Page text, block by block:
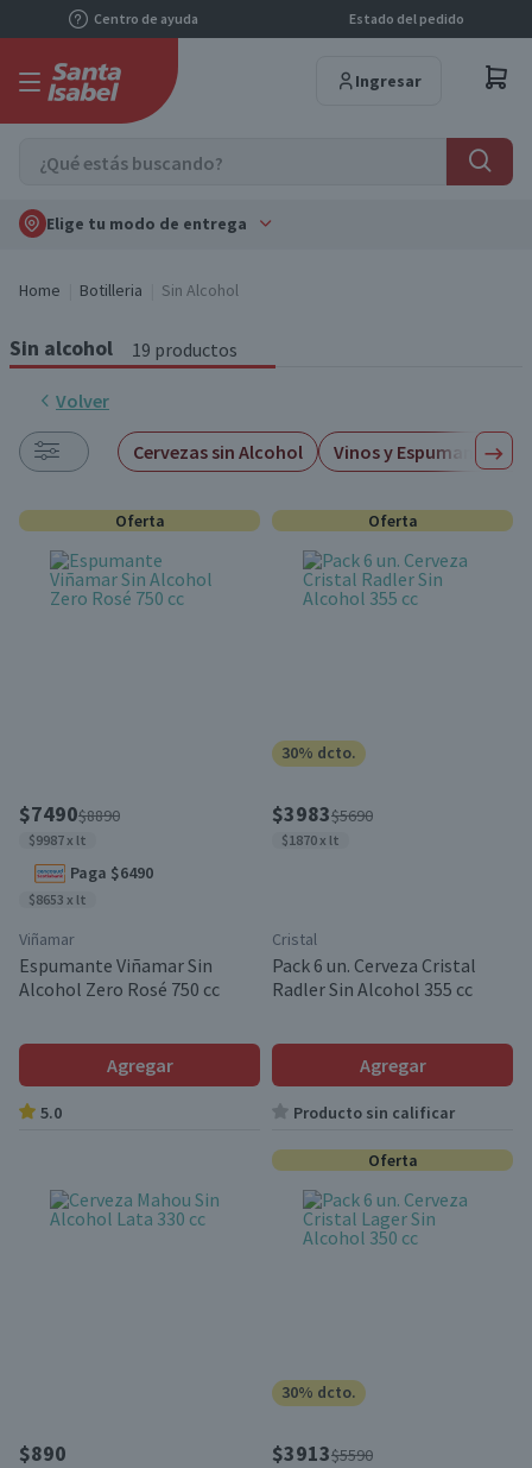
Centro de ayuda Estado del pedido
Ingresar
Elige tu modo de entrega
Home Botilleria Sin Alcohol
Sin alcohol 19 productos
Volver
Cervezas sin Alcohol Vinos y Espumantes
Oferta
$7490$8890
$9987 x lt
Paga $6490
$8653 x lt
Viñamar
Espumante Viñamar Sin
Alcohol Zero Rosé 750 cc
Agregar
5.0
Oferta
30% dcto.
$3983$5690
$1870 x lt
Cristal
Pack 6 un. Cerveza Cristal
Radler Sin Alcohol 355 cc
Agregar
Producto sin calificar
$890
Oferta
30% dcto.
$3913$5590